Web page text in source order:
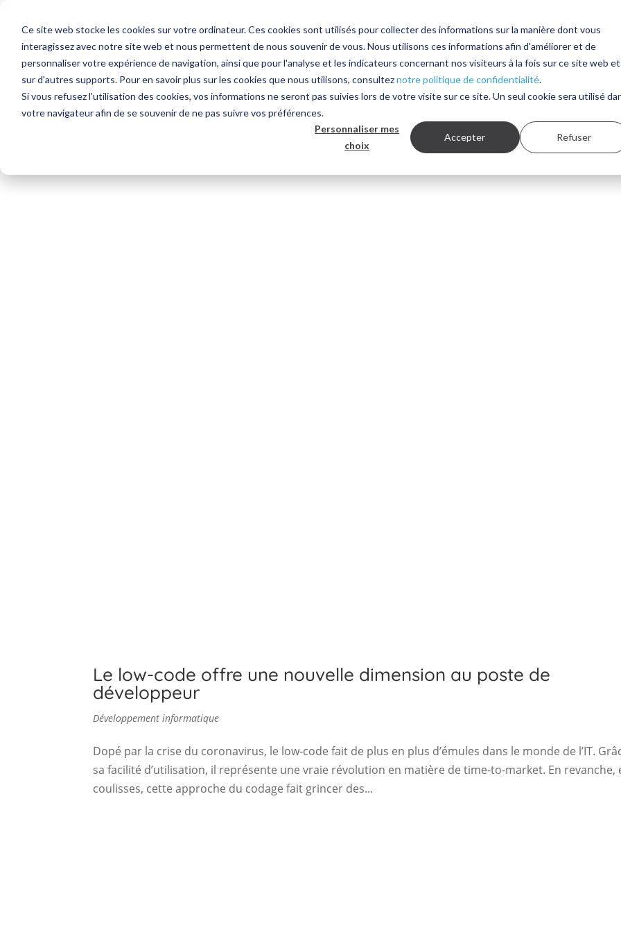
Ce site web stocke les cookies sur votre ordinateur. Ces cookies sont utilisés pour collecter des informations sur la manière dont vous
interagissez avec notre site web et nous permettent de nous souvenir de vous. Nous utilisons ces informations afin d'améliorer et de
personnaliser votre expérience de navigation, ainsi que pour l'analyse et les indicateurs concernant nos visiteurs à la fois sur ce site web et
sur d'autres supports. Pour en savoir plus sur les cookies que nous utilisons, consulteznotre politique de confidentialité.
Si vous refusez l'utilisation des cookies, vos informations ne seront pas suivies lors de votre visite sur ce site. Un seul cookie sera utilisé
votre navigateur afin de se souvenir de ne pas suivre vos préférences.
Personnaliser mes
choix
Accepter Refuser
Solutions Services ITD Research Actualités
Le low-code offre une nouvelle dimension au poste de
développeur
Développement informatique
Dopé par la crise du coronavirus, le low-code fait de plus en plus d’émules dans le monde de l’IT.
sa facilité d’utilisation, il représente une vraie révolution en matière de time-to-market. En revanche,
coulisses, cette approche du codage fait grincer des...